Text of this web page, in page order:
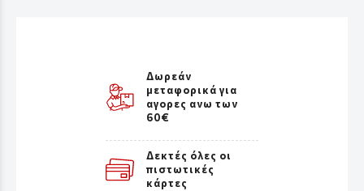
Δωρεάν
μεταφορικά για
αγορες ανω των
60€
Δεκτές όλες οι
πιστωτικές
κάρτες